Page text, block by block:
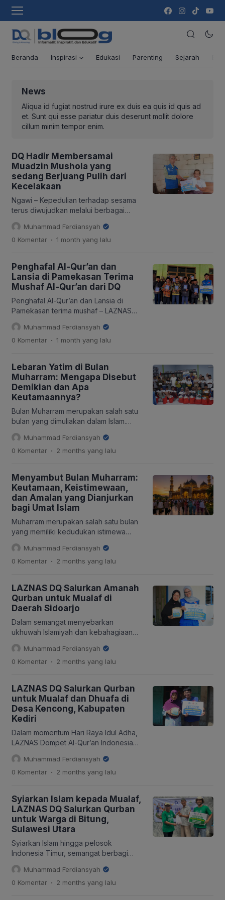
Beranda Inspirasi Edukasi Parenting Sejarah
News
Aliqua id fugiat nostrud irure ex duis ea quis id quis ad
et. Sunt qui esse pariatur duis deserunt mollit dolore
cillum minim tempor enim.
DQ Hadir Membersamai
Muadzin Mushola yang
sedang Berjuang Pulih dari
Kecelakaan
Ngawi – Kepedulian terhadap sesama
terus diwujudkan melalui berbagai
program kemanusiaan yang dijalankan
oleh LAZNAS Dompet Al-Qur’an
Indonesia. Salah satu bentuk
Sulistiyoko, seorang marbot dan
muadzin mushola yang saat ini tengah
berjuang menjalani masa pemulihan
setelah mengalami kecelakaan lalu
lintas. Melalui Tim Relawan Ngawi, DQ
menyalurkan […]
Muhammad Ferdiansyah
0 Komentar . 1 month yang lalu
Penghafal Al-Qur’an dan
Lansia di Pamekasan Terima
Mushaf Al-Qur’an dari DQ
Penghafal Al-Qur’an dan Lansia di
Pamekasan terima mushaf – LAZNAS
Dompet Al-Qur’an (DQ) kembali
menghadirkan manfaat melalui program
Sedekah Al-Qur’an dengan
Pamekasan, Jawa Timur. Program ini
menyasar siswa-siswi di SMP Ma’arif 5
Pamekasan yang berada di Dusun
Congka’, Desa Toket, Kecamatan
Proppo, serta beberapa warga di
Dusun […]
Muhammad Ferdiansyah
0 Komentar . 1 month yang lalu
Lebaran Yatim di Bulan
Muharram: Mengapa Disebut
Demikian dan Apa
Keutamaannya?
Bulan Muharram merupakan salah satu
bulan yang dimuliakan dalam Islam.
Selain dikenal sebagai awal tahun baru
Hijriah, bulan ini juga memiliki berbagai
amalan yang dianjurkan untuk
masyarakat Indonesia mengenal istilah
Lebaran Yatim yang identik dengan
momentum berbagi kebahagiaan
kepada anak-anak yatim. Istilah
Lebaran Yatim umumnya merujuk pada
peringatan […]
Muhammad Ferdiansyah
0 Komentar . 2 months yang lalu
Menyambut Bulan Muharram:
Keutamaan, Keistimewaan,
dan Amalan yang Dianjurkan
bagi Umat Islam
Muharram merupakan salah satu bulan
yang memiliki kedudukan istimewa
dalam kalender Islam. Bulan ini
menandai awal tahun baru Hijriah
sekaligus menjadi momentum bagi umat
memperkuat komitmen dalam menjalani
kehidupan sesuai tuntunan Allah SWT.
Setiap datangnya bulan Muharram,
umat Islam di berbagai belahan dunia
menyambutnya dengan penuh […]
Muhammad Ferdiansyah
0 Komentar . 2 months yang lalu
LAZNAS DQ Salurkan Amanah
Qurban untuk Mualaf di
Daerah Sidoarjo
Dalam semangat menyebarkan
ukhuwah Islamiyah dan kebahagiaan
Hari Raya Iduladha 1447 H, LAZNAS
Dompet Al-Qur’an Indonesia kembali
menghadirkan manfaat qurban bagi
menyalurkan amanah para mudhohi
kepada para mualaf di Sidoarjo, Jawa
Timur. Program ini menjadi salah satu
bentuk kepedulian yang dihadirkan
untuk mendukung para mualaf […]
Muhammad Ferdiansyah
0 Komentar . 2 months yang lalu
LAZNAS DQ Salurkan Qurban
untuk Mualaf dan Dhuafa di
Desa Kencong, Kabupaten
Kediri
Dalam momentum Hari Raya Idul Adha,
LAZNAS Dompet Al-Qur’an Indonesia
(DQ) kembali menghadirkan manfaat
qurban bagi masyarakat yang
membutuhkan. Melalui kolaborasi
kepada 220 penerima manfaat yang
berada di Desa Kepung, Kecamatan
Kepung, Kabupaten Kediri, Jawa Timur.
Program ini menjadi bagian dari upaya
DQ dalam memperluas pemerataan […]
Muhammad Ferdiansyah
0 Komentar . 2 months yang lalu
Syiarkan Islam kepada Mualaf,
LAZNAS DQ Salurkan Qurban
untuk Warga di Bitung,
Sulawesi Utara
Syiarkan Islam hingga pelosok
Indonesia Timur, semangat berbagi
para mudhohi kembali menjangkau
wilayah binaan melalui program qurban
yang diselenggarakan oleh LAZNAS
Muhammad Ferdiansyah
0 Komentar . 2 months yang lalu